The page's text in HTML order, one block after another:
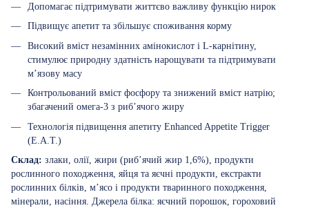
Допомагає підтримувати життєво важливу функцію нирок
Підвищує апетит та збільшує споживання корму
Високий вміст незамінних амінокислот і L-карнітину,
стимулює природну здатність нарощувати та підтримувати
м’язову масу
Контрольований вміст фосфору та знижений вміст натрію;
збагачений омега-3 з риб’ячого жиру
Технологія підвищення апетиту Enhanced Appetite Trigger
(E.A.T.)
Склад: злаки, олії, жири (риб’ячий жир 1,6%), продукти
рослинного походження, яйця та яєчні продукти, екстракти
рослинних білків, м’ясо і продукти тваринного походження,
мінерали, насіння. Джерела білка: яєчний порошок, гороховий